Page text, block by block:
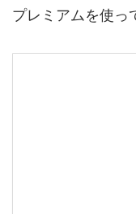
プレミアムを使っ